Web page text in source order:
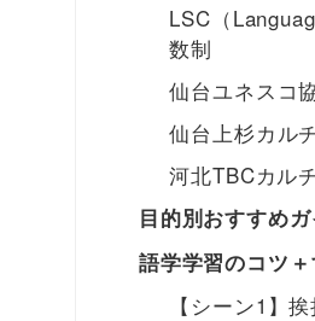
LSC（
数制
仙台ユネスコ
仙台上杉カル
河北TBCカル
目的別おすすめ
語学学習のコツ
【シーン1】